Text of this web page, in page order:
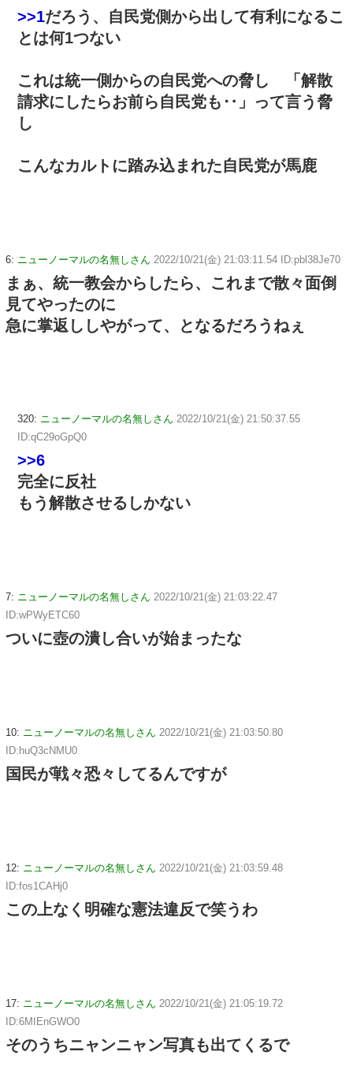
>>1だろう、自民党側から出して有利になるこ
とは何1つない
これは統一側からの自民党への脅し 「解散
請求にしたらお前ら自民党も‥」って言う脅
し
こんなカルトに踏み込まれた自民党が馬鹿
6: ニューノーマルの名無しさん 2022/10/21(金) 21:03:11.54 ID:pbl38Je70
まぁ、統一教会からしたら、これまで散々面倒
見てやったのに
急に掌返ししやがって、となるだろうねぇ
320: ニューノーマルの名無しさん 2022/10/21(金) 21:50:37.55
ID:qC29oGpQ0
>>6
完全に反社
もう解散させるしかない
7: ニューノーマルの名無しさん 2022/10/21(金) 21:03:22.47
ID:wPWyETC60
ついに壺の潰し合いが始まったな
10: ニューノーマルの名無しさん 2022/10/21(金) 21:03:50.80
ID:huQ3cNMU0
国民が戦々恐々してるんですが
12: ニューノーマルの名無しさん 2022/10/21(金) 21:03:59.48
ID:fos1CAHj0
この上なく明確な憲法違反で笑うわ
17: ニューノーマルの名無しさん 2022/10/21(金) 21:05:19.72
ID:6MIEnGWO0
そのうちニャンニャン写真も出てくるで